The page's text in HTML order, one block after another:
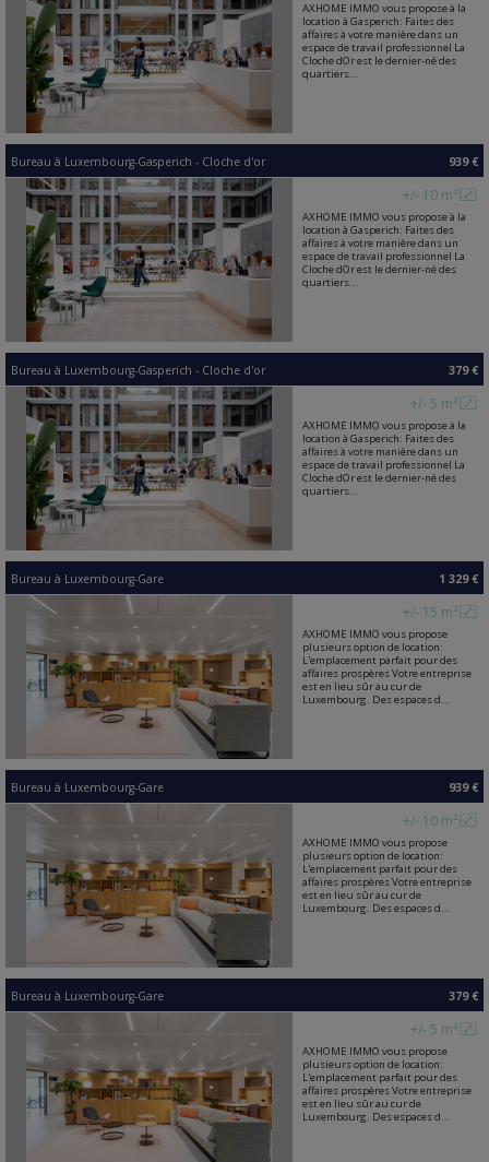
AXHOME IMMO vous propose à la
location à Gasperich: Faites des
affaires à votre manière dans un
espace de travail professionnel La
Cloche dOr est le dernier-né des
quartiers...
Bureau à Luxembourg-Gasperich - Cloche d'or 939 €
+/- 10 m²
AXHOME IMMO vous propose à la
location à Gasperich: Faites des
affaires à votre manière dans un
espace de travail professionnel La
Cloche dOr est le dernier-né des
quartiers...
Bureau à Luxembourg-Gasperich - Cloche d'or 379 €
+/- 5 m²
AXHOME IMMO vous propose à la
location à Gasperich: Faites des
affaires à votre manière dans un
espace de travail professionnel La
Cloche dOr est le dernier-né des
quartiers...
Bureau à Luxembourg-Gare 1 329 €
+/- 15 m²
AXHOME IMMO vous propose
plusieurs option de location:
L'emplacement parfait pour des
affaires prospères Votre entreprise
est en lieu sûr au cur de
Luxembourg. Des espaces d...
Bureau à Luxembourg-Gare 939 €
+/- 10 m²
AXHOME IMMO vous propose
plusieurs option de location:
L'emplacement parfait pour des
affaires prospères Votre entreprise
est en lieu sûr au cur de
Luxembourg. Des espaces d...
Bureau à Luxembourg-Gare 379 €
+/- 5 m²
AXHOME IMMO vous propose
plusieurs option de location:
L'emplacement parfait pour des
affaires prospères Votre entreprise
est en lieu sûr au cur de
Luxembourg. Des espaces d...